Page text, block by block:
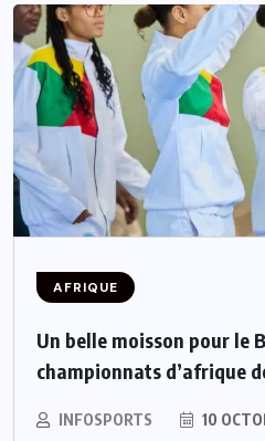
AFRIQUE
Un belle moisson pour le
championnats d’afrique
INFOSPORTS 10